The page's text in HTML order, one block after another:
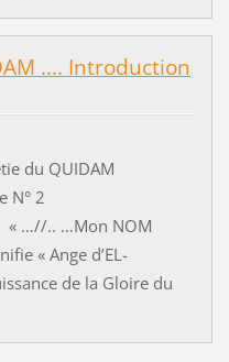
.... Introduction
QUIDAM
Chapitre N° 2
« …//.. …Mon NOM
« Ange d’EL-
de la Gloire du